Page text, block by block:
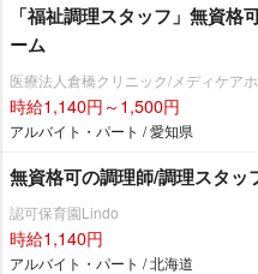
「福祉調理スタッフ」無資
ーム
医療法人倉橋クリニック/メディケア
時給1,140円～1,500円
アルバイト・パート / 愛知県
無資格可の調理師/調理スタッ
認可保育園Lindo
時給1,140円
アルバイト・パート / 北海道